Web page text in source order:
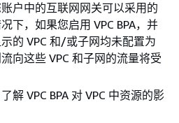
户中的互联网网关可以采用的
下，如果您启用 VPC BPA，并
的 VPC 和/或子网均未配置为
向这些 VPC 和子网的流量将受
解 VPC BPA 对 VPC 中资源的影